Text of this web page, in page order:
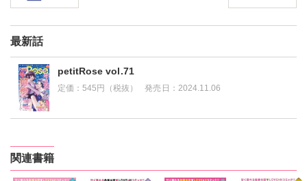
最新話
petitRose vol.71
定価：545円（税抜） 発売日： 2024.11.06
関連書籍